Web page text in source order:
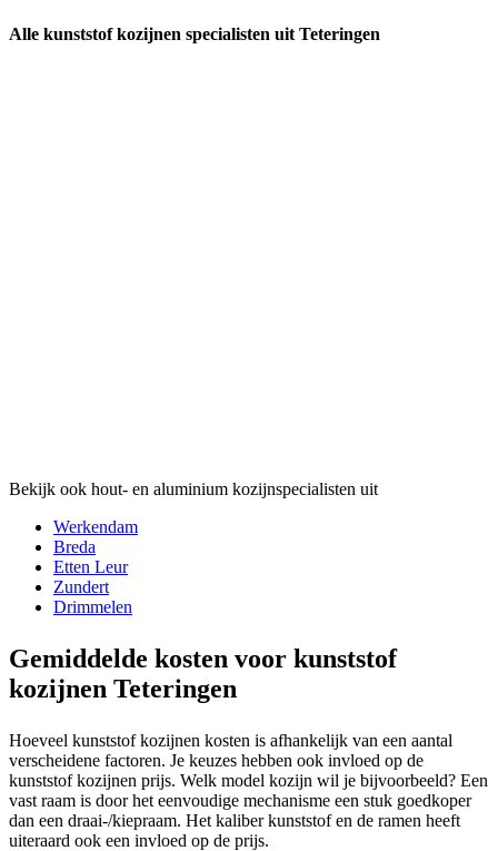
Alle kunststof kozijnen specialisten uit Teteringen
Bekijk ook hout- en aluminium kozijnspecialisten uit
Werkendam
Breda
Etten Leur
Zundert
Drimmelen
Gemiddelde kosten voor kunststof
kozijnen Teteringen
Hoeveel kunststof kozijnen kosten is afhankelijk van een aantal
verscheidene factoren. Je keuzes hebben ook invloed op de
kunststof kozijnen prijs. Welk model kozijn wil je bijvoorbeeld? Een
vast raam is door het eenvoudige mechanisme een stuk goedkoper
dan een draai-/kiepraam. Het kaliber kunststof en de ramen heeft
uiteraard ook een invloed op de prijs.